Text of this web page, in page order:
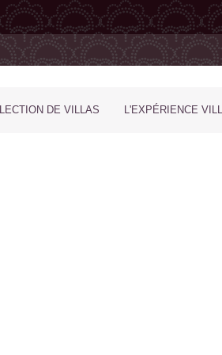
DE VILLAS L'EXPÉRIENCE